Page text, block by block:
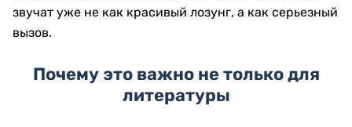
звучат уже не как красивый лозунг, а как серьезный
вызов.
Почему это важно не только для
литературы